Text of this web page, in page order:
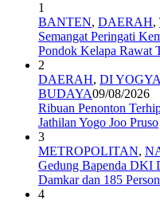
1
BANTEN, DAERAH,
Semangat Peringati
Pondok Kelapa Rawat
2
DAERAH, DI
BUDAYA09/08/2026
Ribuan Penonton
Jathilan Yogo Joo Pruso
3
METROPOLITAN,
Gedung Bapenda DKI
Damkar dan 185
4